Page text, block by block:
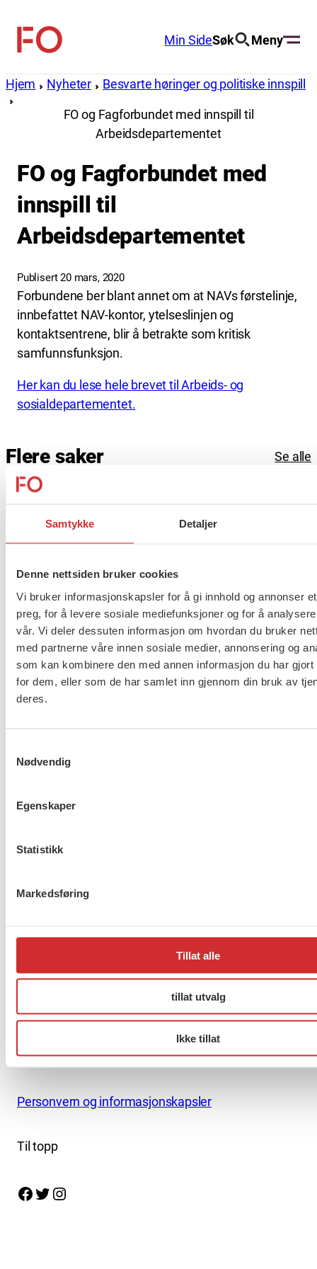
Samtykke Detaljer
Denne nettsiden bruker cookies
Vi bruker informasjonskapsler for å gi innhold og annonser
preg, for å levere sosiale mediefunksjoner og for å
vår. Vi deler dessuten informasjon om hvordan du bruker
med partnerne våre innen sosiale medier, annonsering og
som kan kombinere den med annen informasjon du har gjort
for dem, eller som de har samlet inn gjennom din bruk av
deres.
Nødvendig
Egenskaper
Statistikk
Markedsføring
Tillat alle
tillat utvalg
Ikke tillat
innhold
FO
Min SideSøk Meny
Hjem Nyheter Besvarte høringer og politiske innspill
FO og Fagforbundet med innspill til
Arbeidsdepartementet
FO og Fagforbundet med
innspill til
Arbeidsdepartementet
Publisert 20 mars, 2020
Forbundene ber blant annet om at NAVs førstelinje,
innbefattet NAV-kontor, ytelseslinjen og
kontaktsentrene, blir å betrakte som kritisk
samfunnsfunksjon.
Her kan du lese hele brevet til Arbeids- og
sosialdepartementet.
Flere saker Se alle
Taushetsplikt og personvern
Er du berørt av brannen i
Drammen?
About us (English)
Mariboes gate 13
0506 OSLO
+47 919 19 916
Ansvarlig redaktør: Marianne Solberg
Fakturaadresser til FO sentralt og FOs avdelinger
finner du her.
Personvern og informasjonskapsler
Til topp
Facebook Twitter Instagram